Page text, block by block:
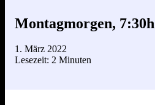
Montagmorgen, 7:30h
1. März 2022
Lesezeit: 2 Minuten